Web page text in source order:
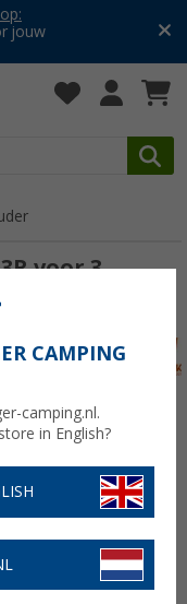
jouw
voor 3
CAMPING
camping.nl.
in English?